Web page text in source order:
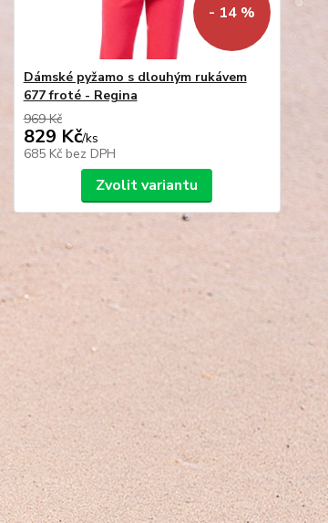
- 14 %
Dámské pyžamo s dlouhým rukávem
677 froté - Regina
969 Kč
829 Kč/ks
685 Kč bez DPH
Zvolit variantu